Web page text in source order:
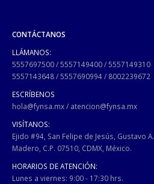
CONTÁCTANOS
LLÁMANOS:
5557697500/5557149400/5557149310
5557143648/5557690994/ 8002239672
ESCRÍBENOS
hola@fynsa.mx/ atencion@fynsa.mx
VISÍTANOS:
Ejido #94, San Felipe de Jesús, Gustavo A.
Madero, C.P. 07510, CDMX, México.
HORARIOS DE ATENCIÓN:
Lunes a viernes: 9:00 - 17:30 hrs.